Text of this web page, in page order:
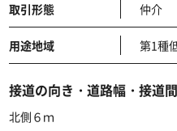
取引形態 仲介
用途地域 第1種
接道の向き・道路幅・接道
北側６ｍ